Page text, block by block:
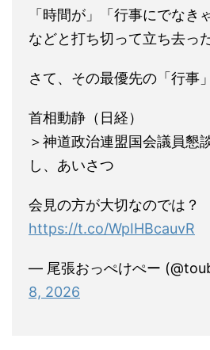
「時間が」「行事にでなき
などと打ち切って立ち去っ
さて、その最優先の「行事
首相動静（日経）
＞神道政治連盟国会議員懇
し、あいさつ
会見の方が大切なのでは？
https://t.co/WpIHBcauvR
— 尾張おっぺけぺー
8, 2026